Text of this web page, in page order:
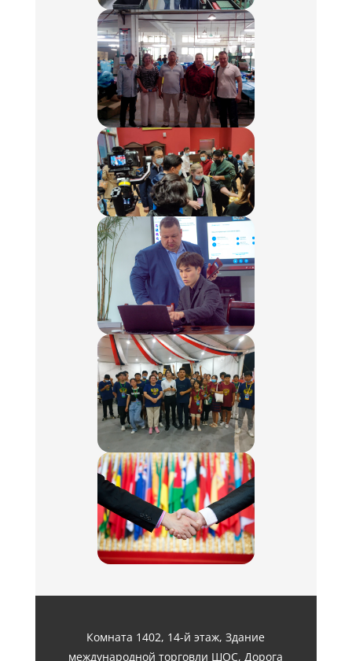
Комната 1402, 14-й этаж, Здание
международной торговли ШОС, Дорога